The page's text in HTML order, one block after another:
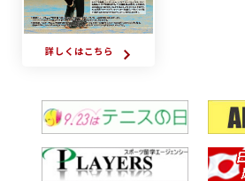
詳しくはこちら